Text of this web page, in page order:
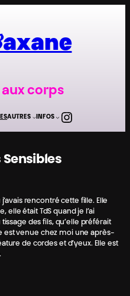
corps
AUTRES INFOS Instagram
Sensibles
rencontré cette fille. Elle
elle était TdS quand je l’ai
des fils, qu’elle préférait
est venue chez moi une après-
de cordes et d’yeux. Elle est